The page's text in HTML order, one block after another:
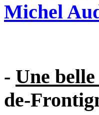
Michel
- Une
de-